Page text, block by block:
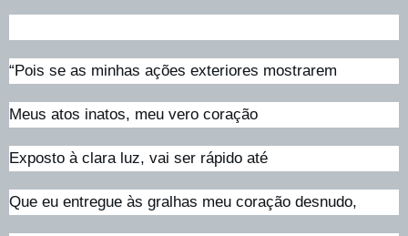
“Pois se as minhas ações exteriores mostrarem
Meus atos inatos, meu vero coração
Exposto à clara luz, vai ser rápido até
Que eu entregue às gralhas meu coração desnudo,